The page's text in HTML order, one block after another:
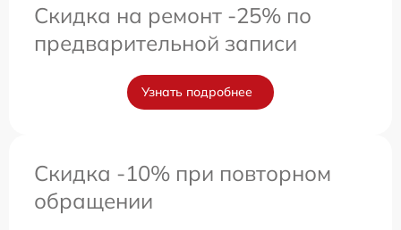
Скидка на ремонт -25% по
предварительной записи
Узнать подробнее
Скидка -10% при повторном
обращении